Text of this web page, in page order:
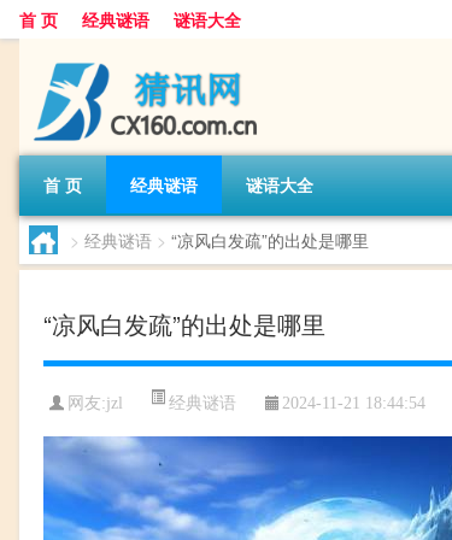
首 页 经典谜语 谜语大全
首 页 经典谜语 谜语大全
> 经典谜语 > “凉风白发疏”的出处是哪里
“凉风白发疏”的出处是哪里
网友:jzl 经典谜语 2024-11-21 18:44:54